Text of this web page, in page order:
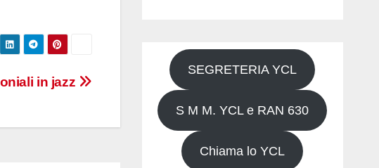
in jazz
SEGRETERIA YCL
S M M. YCL e RAN 630
Chiama lo YCL